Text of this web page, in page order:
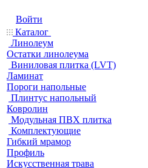
Войти
Каталог
Линолеум
Остатки линолеума
Виниловая плитка (LVT)
Ламинат
Пороги напольные
Плинтус напольный
Ковролин
Модульная ПВХ плитка
Комплектующие
Гибкий мрамор
Профиль
Искусственная трава